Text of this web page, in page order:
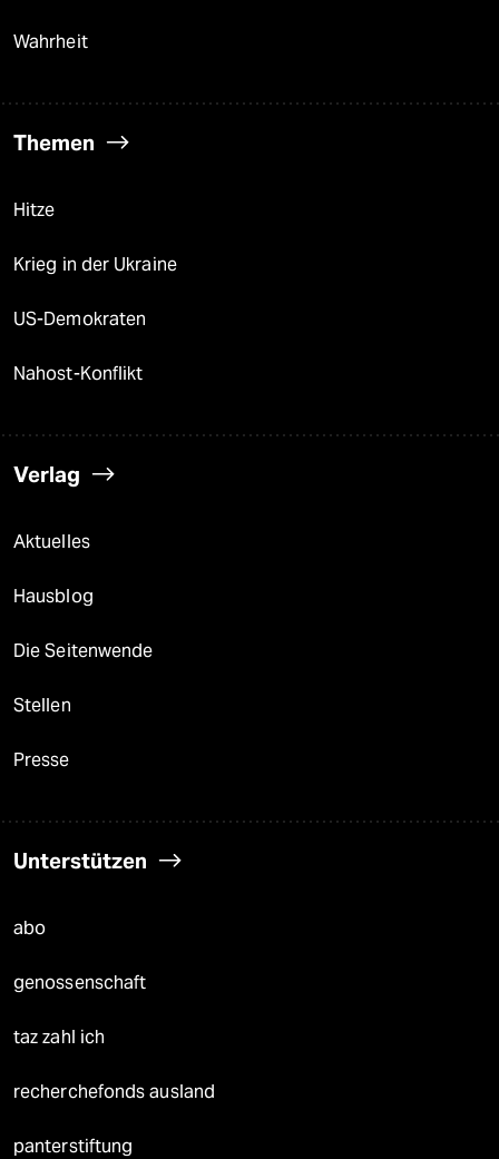
Wahrheit
Themen
Hitze
Krieg in der Ukraine
US-Demokraten
Nahost-Konflikt
Verlag
Aktuelles
Hausblog
Die Seitenwende
Stellen
Presse
Unterstützen
abo
genossenschaft
taz zahl ich
recherchefonds ausland
panterstiftung